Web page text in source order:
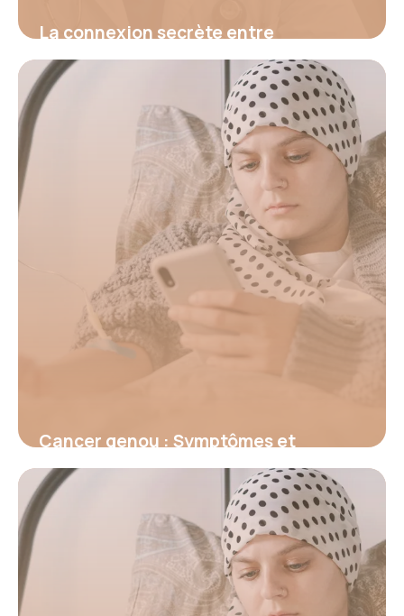
La connexion secrète entre
hypertension et fatigue : découvrez
le signal d’alerte invisible qui menace
votre santé et comment l’identifier
avant qu’il ne soit trop tard
Cancer genou : Symptômes et
traitements
15 juin 2026